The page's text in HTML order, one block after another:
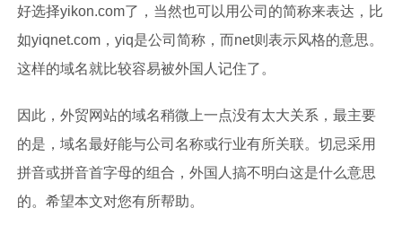
好选择yikon.com了，当然也可以用公司的简称来表达，比
如yiqnet.com，yiq是公司简称，而net则表示风格的意思。
这样的域名就比较容易被外国人记住了。
因此，外贸网站的域名稍微上一点没有太大关系，最主要
的是，域名最好能与公司名称或行业有所关联。切忌采用
拼音或拼音首字母的组合，外国人搞不明白这是什么意思
的。希望本文对您有所帮助。